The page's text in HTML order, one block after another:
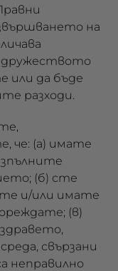
на
дружеството
или да бъде
разходи.
че: (а) имате
(б) сте
и/или имате
(в)
свързани
неправилно